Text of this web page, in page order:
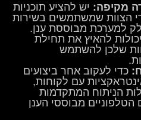
מקיפה: יש להציע תוכניות
הצוות שמשתמשים בשירות
למערכת מבוססת ענן.
להאיץ את תחילת
שלכן להשתמש
כדי לעקוב אחר ביצועים
עם לקוחות,
הניתוח המתקדמות
מבוססי הענן